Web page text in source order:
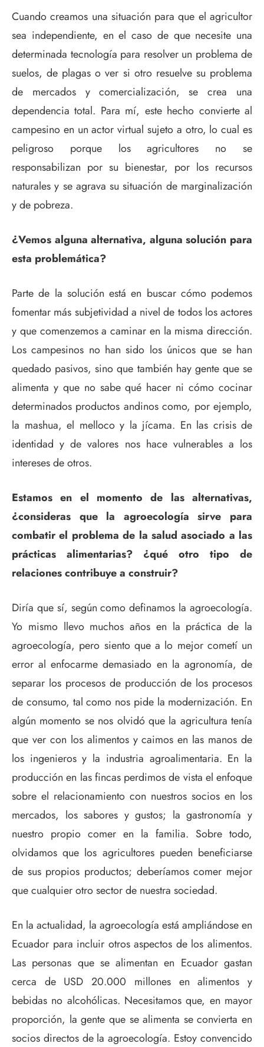
Cuando creamos una situación para que el agricultor
sea independiente, en el caso de que necesite una
determinada tecnología para resolver un problema de
suelos, de plagas o ver si otro resuelve su problema
de mercados y comercialización, se crea una
dependencia total. Para mí, este hecho convierte al
campesino en un actor virtual sujeto a otro, lo cual es
peligroso porque los agricultores no se
responsabilizan por su bienestar, por los recursos
naturales y se agrava su situación de marginalización
y de pobreza.
¿Vemos alguna alternativa, alguna solución para
esta problemática?
Parte de la solución está en buscar cómo podemos
fomentar más subjetividad a nivel de todos los actores
y que comenzemos a caminar en la misma dirección.
Los campesinos no han sido los únicos que se han
quedado pasivos, sino que también hay gente que se
alimenta y que no sabe qué hacer ni cómo cocinar
determinados productos andinos como, por ejemplo,
la mashua, el melloco y la jícama. En las crisis de
identidad y de valores nos hace vulnerables a los
intereses de otros.
Estamos en el momento de las alternativas,
¿consideras que la agroecología sirve para
combatir el problema de la salud asociado a las
prácticas alimentarias? ¿qué otro tipo de
relaciones contribuye a construir?
Diría que sí, según como definamos la agroecología.
Yo mismo llevo muchos años en la práctica de la
agroecología, pero siento que a lo mejor cometí un
error al enfocarme demasiado en la agronomía, de
separar los procesos de producción de los procesos
de consumo, tal como nos pide la modernización. En
algún momento se nos olvidó que la agricultura tenía
que ver con los alimentos y caimos en las manos de
los ingenieros y la industria agroalimentaria. En la
producción en las fincas perdimos de vista el enfoque
sobre el relacionamiento con nuestros socios en los
mercados, los sabores y gustos; la gastronomía y
nuestro propio comer en la familia. Sobre todo,
olvidamos que los agricultores pueden beneficiarse
de sus propios productos; deberíamos comer mejor
que cualquier otro sector de nuestra sociedad.
En la actualidad, la agroecología está ampliándose en
Ecuador para incluir otros aspectos de los alimentos.
Las personas que se alimentan en Ecuador gastan
cerca de USD 20.000 millones en alimentos y
bebidas no alcohólicas. Necesitamos que, en mayor
proporción, la gente que se alimenta se convierta en
socios directos de la agroecología. Estoy convencido